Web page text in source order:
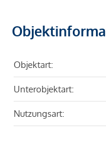
Objektart:
Unterobjektart:
Nutzungsart: